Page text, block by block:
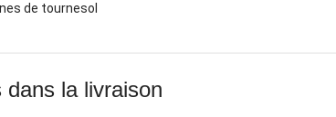
de tournesol
dans la livraison